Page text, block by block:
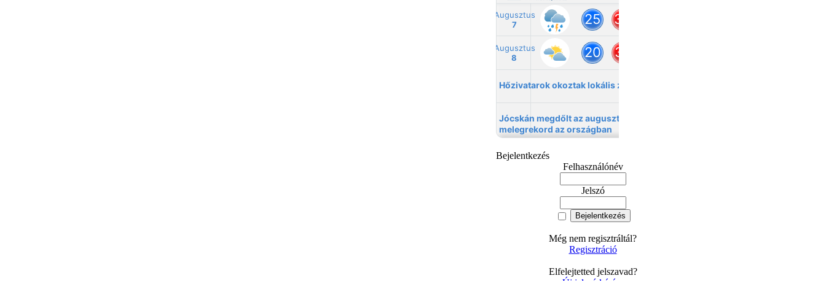
Bejelentkezés
Felhasználónév
Jelszó
Még nem regisztráltál?
Regisztráció
Elfelejtetted jelszavad?